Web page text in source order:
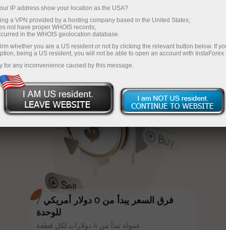
InstaForex
فرق السعر يبدأ من 0 دولار أمريكي /
للوحدة
عمولة تبدأ من 4 دولارات لكل قطعة
الأسعار والعمولات في السوق، وظروف
مواتية لتداول الأسهم والمؤشرات
فوركس الحصول على مكافأة تصل إلى
30% على إيداعه، والاستفادة من
عروض ترويجية وعروض خاصة أخرى.
تتشارك سرعة المسار وسرعة التداول
نفس القيم. يُضفي أليش لوبرايس
عناصر الحماس والانضباط على عالم
التداول، ويعمل كشريك يُلهم العملاء
لتحقيق أهداف طموحة.
سرعة
في التجارة وعلى الطريق السريع
جائزة هديتك الشخصية الكبرى
قم بإيداع المبلغ في حسابك باستخدام $333 — اختر هدية
تصل قيمتها إلى $1,500
تداول بدون مخاطرة -
نحن نضمن أرباحك
مكافأة تصل إلى 1000 ضعف - أكبر
IP address show your location as the USA?
a VPN provided by a hosting company based in the United States;
not have proper WHOIS records;
in the WHOIS geolocation database.
whether you are a US resident or not by clicking the relevant button below. If
being a US resident, you will not be able to open an account with InstaForex
for any inconvenience caused by this message.